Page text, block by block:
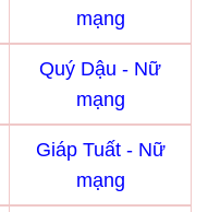
mạng
Quý Dậu - Nữ
mạng
Giáp Tuất - Nữ
mạng